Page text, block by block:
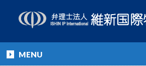
MENU